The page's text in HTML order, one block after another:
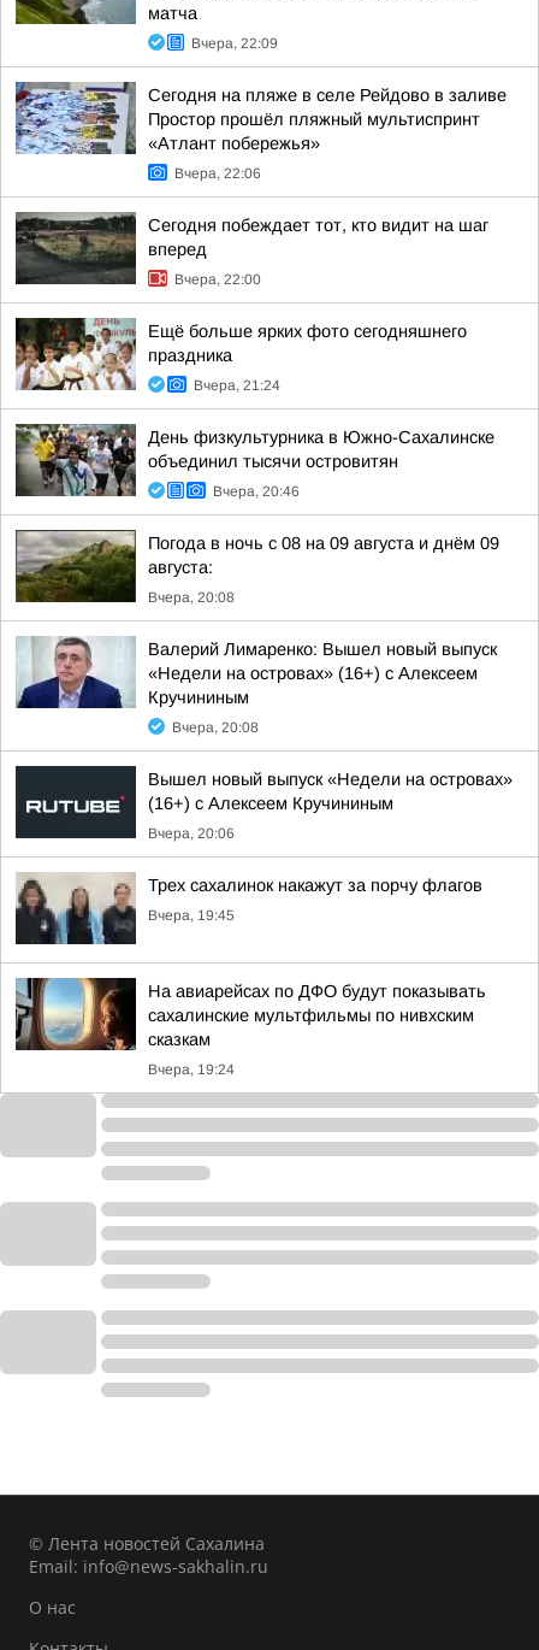
матча
Вчера, 22:09
Сегодня на пляже в селе Рейдово в заливе
Простор прошёл пляжный мультиспринт
«Атлант побережья»
Вчера, 22:06
Сегодня побеждает тот, кто видит на шаг
вперед
Вчера, 22:00
Ещё больше ярких фото сегодняшнего
праздника
Вчера, 21:24
День физкультурника в Южно-Сахалинске
объединил тысячи островитян
Вчера, 20:46
Погода в ночь с 08 на 09 августа и днём 09
августа:
Вчера, 20:08
Валерий Лимаренко: Вышел новый выпуск
«Недели на островах» (16+) с Алексеем
Кручининым
Вчера, 20:08
Вышел новый выпуск «Недели на островах»
(16+) с Алексеем Кручининым
Вчера, 20:06
Трех сахалинок накажут за порчу флагов
Вчера, 19:45
На авиарейсах по ДФО будут показывать
сахалинские мультфильмы по нивхским
сказкам
Вчера, 19:24
© Лента новостей Сахалина
Email: info@news-sakhalin.ru
О нас